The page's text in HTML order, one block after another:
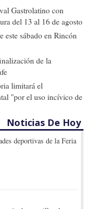
Gastrolatino con
del 13 al 16 de agosto
este sábado en Rincón
de la
limitará el
"por el uso incívico de
Noticias De Hoy
deportivas de la Feria